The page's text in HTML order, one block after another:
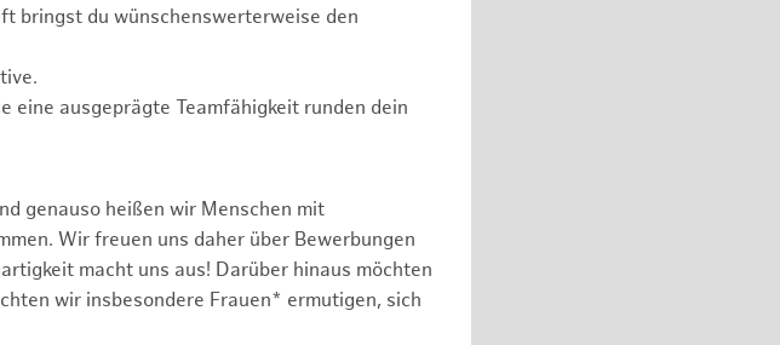
bringst du wünschenswerterweise den
eine ausgeprägte Teamfähigkeit runden dein
genauso heißen wir Menschen mit
Wir freuen uns daher über Bewerbungen
macht uns aus! Darüber hinaus möchten
wir insbesondere Frauen* ermutigen, sich